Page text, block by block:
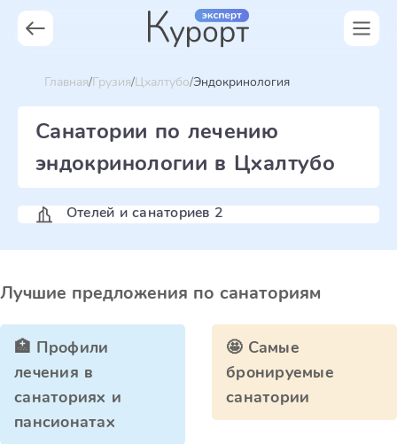
Главная Грузия Цхалтубо Эндокринология
Санатории по лечению
эндокринологии в Цхалтубо
Отелей и санаториев 2
Лучшие предложения по санаториям
🏥 Профили
лечения в
санаториях и
пансионатах
🤩 Самые
бронируемые
санатории